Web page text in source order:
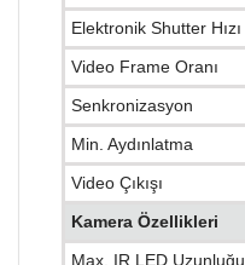
Elektronik Shutter Hızı
Video Frame Oranı
Senkronizasyon
Min. Aydınlatma
Video Çıkışı
Kamera Özellikleri
Max. IR LED Uzunluğu